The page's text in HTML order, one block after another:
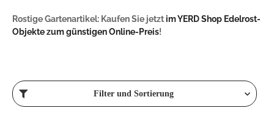
Rostige Gartenartikel: Kaufen Sie jetztim YERD Shop Edelrost-
Objekte zum günstigen Online-Preis!
Filter und Sortierung